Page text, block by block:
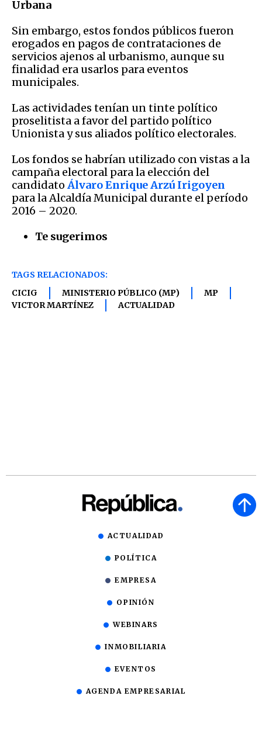
Urbana
Sin embargo, estos fondos públicos fueron
erogados en pagos de contrataciones de
servicios ajenos al urbanismo, aunque su
finalidad era usarlos para eventos
municipales.
Las actividades tenían un tinte político
proselitista a favor del partido político
Unionista y sus aliados político electorales.
Los fondos se habrían utilizado con vistas a la
campaña electoral para la elección del
candidato Álvaro Enrique Arzú Irigoyen
para la Alcaldía Municipal durante el período
2016 – 2020.
Te sugerimos
TAGS RELACIONADOS:
CICIG
MINISTERIO PÚBLICO (MP)
MP
VICTOR MARTÍNEZ
ACTUALIDAD
ACTUALIDAD
POLÍTICA
EMPRESA
OPINIÓN
WEBINARS
INMOBILIARIA
EVENTOS
AGENDA EMPRESARIAL